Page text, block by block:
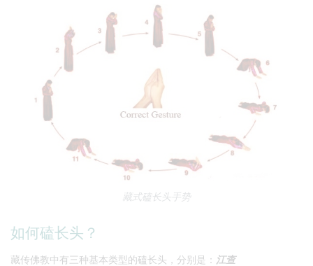
藏式磕长头手势
如何磕长头？
藏传佛教中有三种基本类型的磕长头，分别是： 江查